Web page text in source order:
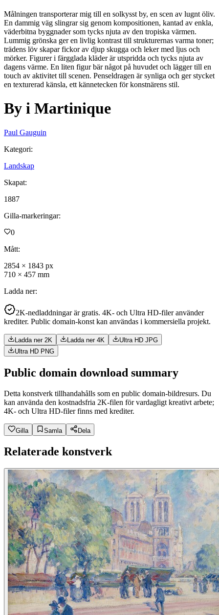
Målningen transporterar mig till en solkysst by, en scen av lugnt öliv.
En dammig väg slingrar sig genom kompositionen, kantad av enkla,
väderbitna byggnader som tycks njuta av den tropiska värmen.
Lummig grönska ger en livlig kontrast till strukturernas varma toner;
trädens löv skapar fickor av djup skugga och leker med ljus och
mörker. Figurer i färgglada kläder är utspridda och tycks njuta av
dagens värme. En liten figur bär något på huvudet och lägger till en
touch av aktivitet till scenen. Penseldragen är synliga och ger stycket
en texturerad känsla, ett kännetecken för konstnärens stil.
By i Martinique
Paul Gauguin
Kategori:
Landskap
Skapat:
1887
Gilla-markeringar:
0
Mått:
2854 × 1843 px
710 × 457 mm
Ladda ner:
2K-nedladdningar är gratis. 4K- och Ultra HD-filer använder
krediter. Public domain-konst kan användas i kommersiella projekt.
Ladda ner 2K Ladda ner 4K
Ultra HD JPG
Ultra HD PNG
Public domain download summary
Detta konstverk tillhandahålls som en public domain-bildresurs. Du
kan använda den kostnadsfria 2K-filen för vardagligt kreativt arbete;
4K- och Ultra HD-filer finns med krediter.
Gilla Samla Dela
Relaterade konstverk